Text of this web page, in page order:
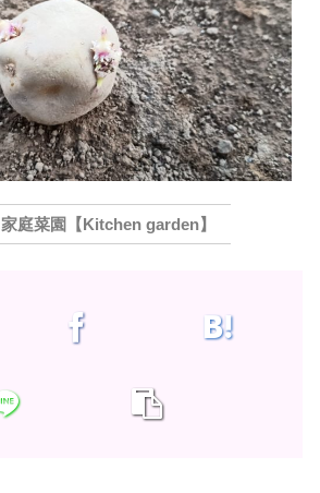
家庭菜園【Kitchen garden】